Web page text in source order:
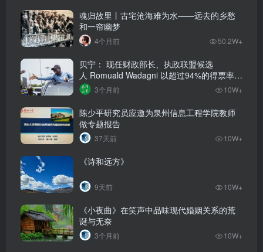
魂归故里丨古宅沧海难为水——远去的乡愁
和一帘幽梦
4个月前 50.2W+
贝宁： 现任财政部长、执政联盟候选
人‌ Romuald Wadagni 以超过94%的得票率当
选新任总统‌
3个月前 10W+
陈少平研究员应邀为泉州信息工程学院教师
做专题报告
37天前 10W+
《诗和远方》
9天前 10W+
《小夜曲》在笑声中品味现代婚姻关系的荒
诞与无奈
3个月前 10W+